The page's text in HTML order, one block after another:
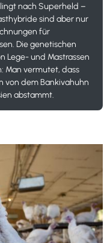
nach Superheld –
sind aber nur
für
Die genetischen
Lege- und Mastrassen
Man vermutet, dass
von dem Bankivahuhn
abstammt.